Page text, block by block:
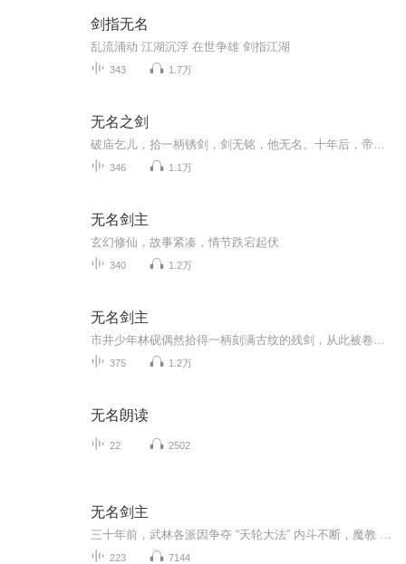
剑指无名
乱流涌动 江湖沉浮 在世争雄 剑指江湖
343 1.7万
无名之剑
346 1.1万
无名剑主
玄幻修仙，故事紧凑，情节跌宕起伏
340 1.2万
无名剑主
375 1.2万
无名朗读
22 2502
无名剑主
223 7144